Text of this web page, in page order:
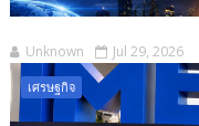
Unknown Jul 29, 2026
เศรษฐกิจ